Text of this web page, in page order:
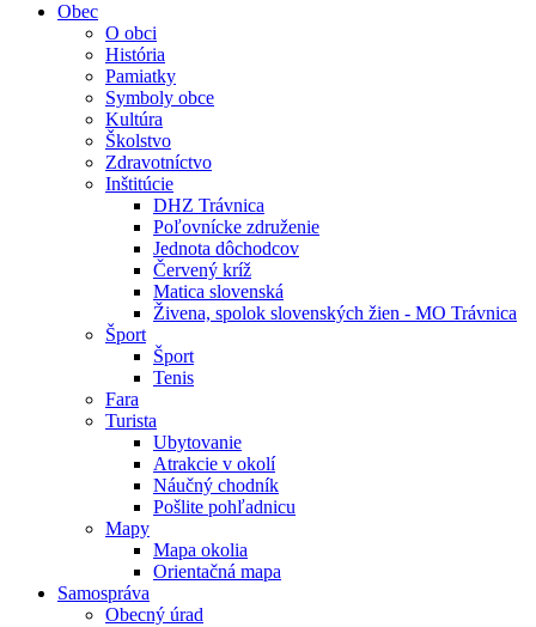
Obec
O obci
História
Pamiatky
Symboly obce
Kultúra
Školstvo
Zdravotníctvo
Inštitúcie
DHZ Trávnica
Poľovnícke združenie
Jednota dôchodcov
Červený kríž
Matica slovenská
Živena, spolok slovenských žien - MO Trávnica
Šport
Šport
Tenis
Fara
Turista
Ubytovanie
Atrakcie v okolí
Náučný chodník
Pošlite pohľadnicu
Mapy
Mapa okolia
Orientačná mapa
Samospráva
Obecný úrad